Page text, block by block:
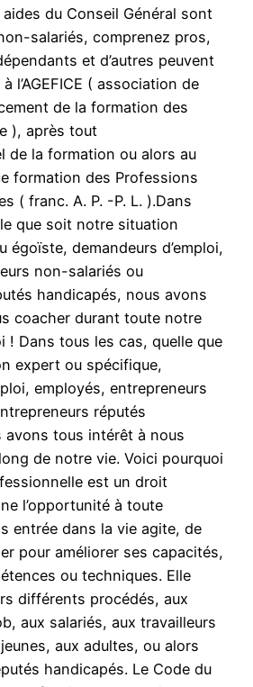
du Conseil Général sont
salariés, comprenez pros,
et d’autres peuvent
l’AGEFICE ( association de
de la formation des
), après tout
de la formation ou alors au
formation des Professions
( franc. A. P. -P. L. ).Dans
que soit notre situation
égoïste, demandeurs d’emploi,
non-salariés ou
handicapés, nous avons
coacher durant toute notre
! Dans tous les cas, quelle que
expert ou spécifique,
employés, entrepreneurs
réputés
avons tous intérêt à nous
de notre vie. Voici pourquoi
est un droit
l’opportunité à toute
entrée dans la vie agite, de
pour améliorer ses capacités,
ou techniques. Elle
différents procédés, aux
aux salariés, aux travailleurs
aux adultes, ou alors
handicapés. Le Code du